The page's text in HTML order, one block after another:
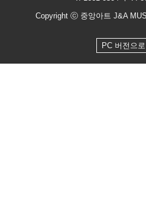
Copyright ⓒ 중앙아트 J&A
PC 버전으